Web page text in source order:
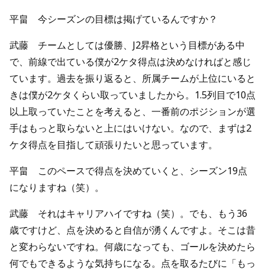
平畠 今シーズンの目標は掲げているんですか？
武藤 チームとしては優勝、J2昇格という目標がある中
で、前線で出ている僕が2ケタ得点は決めなければと感じ
ています。過去を振り返ると、所属チームが上位にいると
きは僕が2ケタくらい取っていましたから。1.5列目で10点
以上取っていたことを考えると、一番前のポジションが選
手はもっと取らないと上にはいけない。なので、まずは2
ケタ得点を目指して頑張りたいと思っています。
平畠 このペースで得点を決めていくと、シーズン19点
になりますね（笑）。
武藤 それはキャリアハイですね（笑）。でも、もう36
歳ですけど、点を決めると自信が湧くんですよ。そこは昔
と変わらないですね。何歳になっても、ゴールを決めたら
何でもできるような気持ちになる。点を取るたびに「もっ